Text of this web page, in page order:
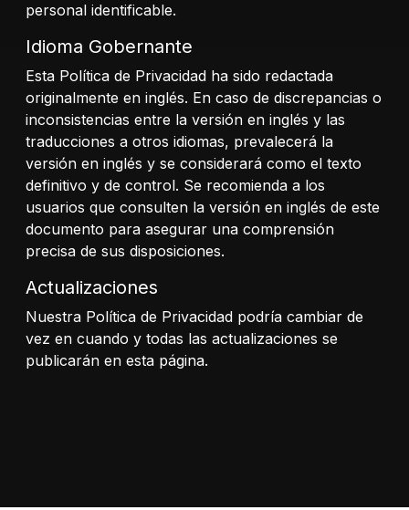
personal identificable.
Idioma Gobernante
Esta Política de Privacidad ha sido redactada
originalmente en inglés. En caso de discrepancias o
inconsistencias entre la versión en inglés y las
traducciones a otros idiomas, prevalecerá la
versión en inglés y se considerará como el texto
definitivo y de control. Se recomienda a los
usuarios que consulten la versión en inglés de este
documento para asegurar una comprensión
precisa de sus disposiciones.
Actualizaciones
Nuestra Política de Privacidad podría cambiar de
vez en cuando y todas las actualizaciones se
publicarán en esta página.